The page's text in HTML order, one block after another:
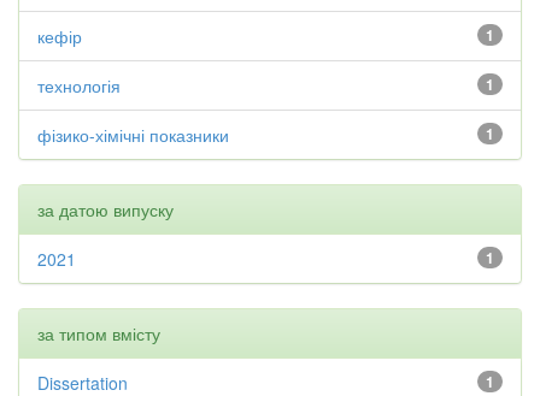
1
кефір
1
технологія
1
фізико-хімічні показники
за датою випуску
1
2021
за типом вмісту
1
Dissertation